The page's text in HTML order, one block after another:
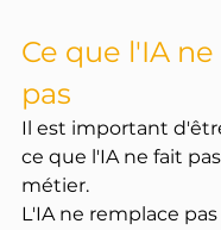
Ce que l'IA
pas
Il est important
ce que l'IA ne fait
métier.
L'IA ne remplace